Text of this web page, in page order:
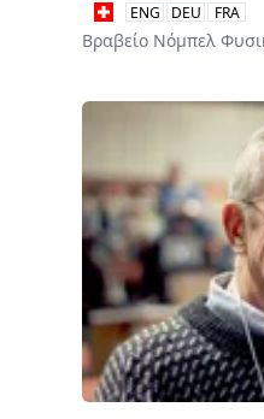
ENG DEU FRA
Βραβείο Νόμπελ